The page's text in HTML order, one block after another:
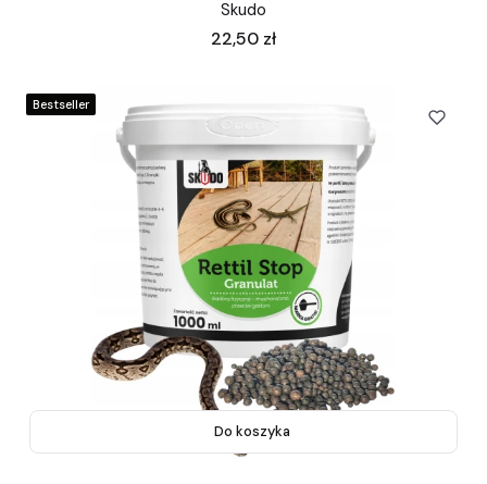
Skudo
Cena
22,50 zł
Bestseller
Do koszyka